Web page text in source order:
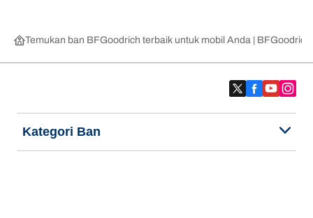
Temukan ban BFGoodrich terbaik untuk mobil Anda |
Kategori Ban